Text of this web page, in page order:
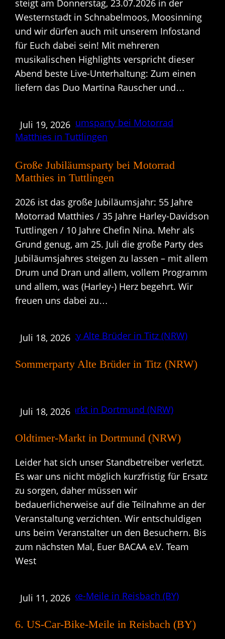
steigt am Donnerstag, 23.07.2026 in der
Westernstadt in Schnabelmoos, Moosinning
und wir dürfen auch mit unserem Infostand
für Euch dabei sein! Mit mehreren
musikalischen Highlights verspricht dieser
Abend beste Live-Unterhaltung: Zum einen
liefern das Duo Martina Rauscher und…
Juli 19, 2026
Große Jubiläumsparty bei Motorrad
Matthies in Tuttlingen
2026 ist das große Jubiläumsjahr: 55 Jahre
Motorrad Matthies / 35 Jahre Harley-Davidson
Tuttlingen / 10 Jahre Chefin Nina. Mehr als
Grund genug, am 25. Juli die große Party des
Jubiläumsjahres steigen zu lassen – mit allem
Drum und Dran und allem, vollem Programm
und allem, was (Harley-) Herz begehrt. Wir
freuen uns dabei zu…
Juli 18, 2026
Sommerparty Alte Brüder in Titz (NRW)
Juli 18, 2026
Oldtimer-Markt in Dortmund (NRW)
Leider hat sich unser Standbetreiber verletzt.
Es war uns nicht möglich kurzfristig für Ersatz
zu sorgen, daher müssen wir
bedauerlicherweise auf die Teilnahme an der
Veranstaltung verzichten. Wir entschuldigen
uns beim Veranstalter un den Besuchern. Bis
zum nächsten Mal, Euer BACAA e.V. Team
West
Juli 11, 2026
6. US-Car-Bike-Meile in Reisbach (BY)